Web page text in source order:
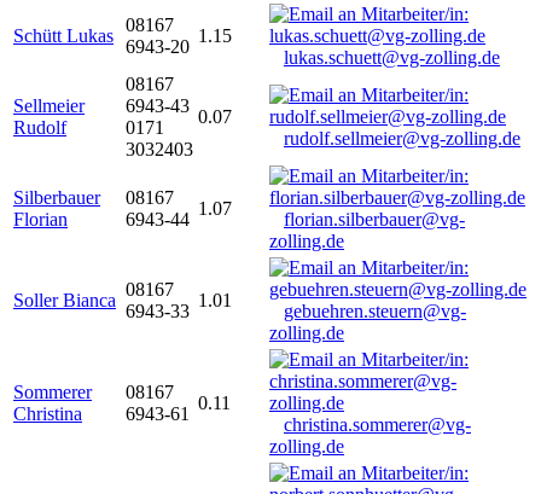
Schütt Lukas
08167
6943-20
1.15
lukas.schuett@vg-zolling.de
Sellmeier
Rudolf
08167
6943-43
0171
3032403
0.07
rudolf.sellmeier@vg-zolling.de
Silberbauer
Florian
08167
6943-44
1.07
florian.silberbauer@vg-
zolling.de
Soller Bianca
08167
6943-33
1.01
gebuehren.steuern@vg-
zolling.de
Sommerer
Christina
08167
6943-61
0.11
christina.sommerer@vg-
zolling.de